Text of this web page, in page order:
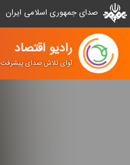
صدای جمهوری اسلامی ایران
رادیو اقتصاد
آوای تلاش صدای پیشرفت